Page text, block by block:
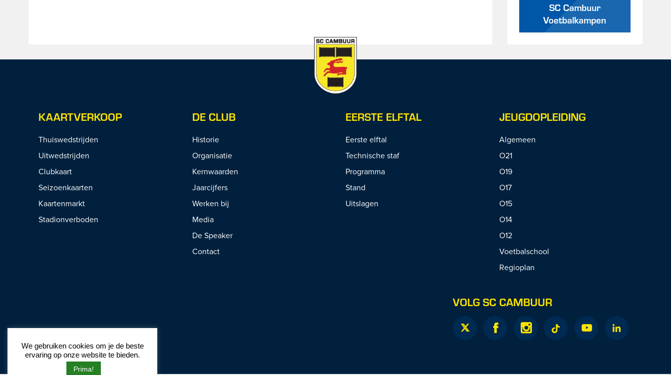
SC Cambuur
Voetbalkampen
KAARTVERKOOP
Thuiswedstrijden
Uitwedstrijden
Clubkaart
Seizoenkaarten
Kaartenmarkt
Stadionverboden
DE CLUB
Historie
Organisatie
Kernwaarden
Jaarcijfers
Werken bij
Media
De Speaker
Contact
EERSTE ELFTAL
Eerste elftal
Technische staf
Programma
Stand
Uitslagen
JEUGDOPLEIDING
Algemeen
O21
O19
O17
O15
O14
O12
Voetbalschool
Regioplan
VOLG SC CAMBUUR
We gebruiken cookies om je de beste
ervaring op onze website te bieden.
Prima!